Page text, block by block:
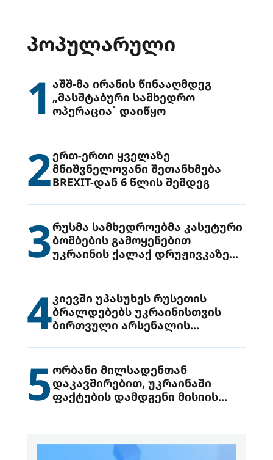
ᲞᲝᲞᲣᲚᲐᲠᲣᲚᲘ
1 აშშ-მა ირანის წინააღმდეგ
„მასშტაბური სამხედრო
ოპერაცია` დაიწყო
2ერთ-ერთი ყველაზე
მნიშვნელოვანი შეთანხმება
BREXIT-დან 6 წლის შემდეგ
3რუსმა სამხედროებმა კასეტური
ბომბების გამოყენებით
უკრაინის ქალაქ დრუჟივკაზე
4კიევში უპასუხეს რუსეთის
ბრალდებებს უკრაინისთვის
ბირთვული არსენალის
5ორბანი მილსადენთან
დაკავშირებით, უკრაინაში
ფაქტების დამდგენი მისიის